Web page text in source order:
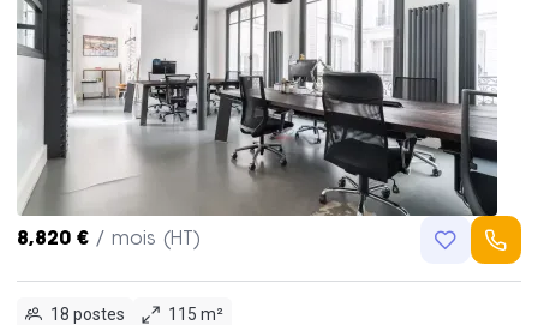
8,820 € / mois (HT)
18 postes
115 m²